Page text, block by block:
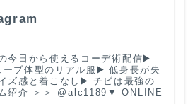
今日から使えるコーデ術配信▶️
ブ体型のリアル服 ▶️ 低身長が失
ズ感と着こなし▶️ チビは最強の
紹介 ＞＞ @alc1189 ▼ ONLINE